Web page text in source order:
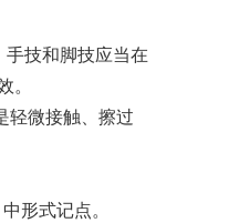
技和脚技应当在
。
轻微接触、擦过
形式记点。